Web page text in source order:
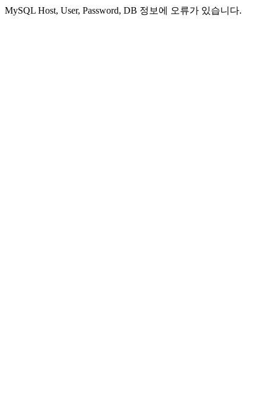
MySQL Host, User, Password, DB 정보에 오류가 있습니다.